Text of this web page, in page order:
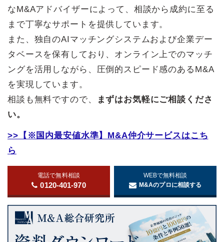
なM&Aアドバイザーによって、相談から成約に至る
まで丁寧なサポートを提供しています。
また、独自のAIマッチングシステムおよび企業デー
タベースを保有しており、オンライン上でのマッチ
ングを活用しながら、圧倒的スピード感のあるM&A
を実現しています。
相談も無料ですので、
まずはお気軽にご相談くださ
い。
>>【※国内最安値水準】M&A仲介サービスはこち
ら
電話で無料相談
0120-401-970
WEBで無料相談
M&Aのプロに相談する